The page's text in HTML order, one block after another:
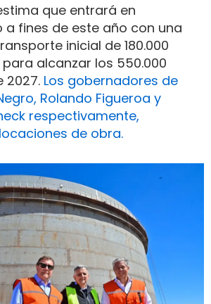
que entrará en
fines de este año con una
inicial de 180.000
alcanzar los 550.000
2027. Los gobernadores de
Rolando Figueroa y
respectivamente,
de obra.